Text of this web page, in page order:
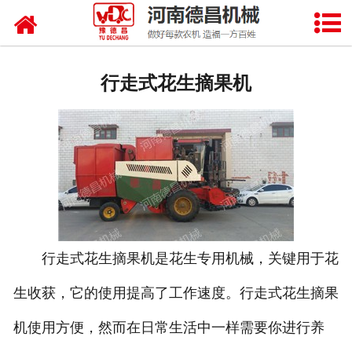
网站首页
花生机
花生挖掘机
行走式花生摘果机
行走式花生摘果机是花生专用机械，关键用于花
生收获，它的使用提高了工作速度。行走式花生摘果
机使用方便，然而在日常生活中一样需要你进行养